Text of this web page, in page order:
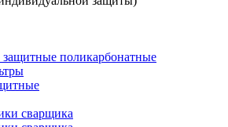
поликарбонатные
сварщика